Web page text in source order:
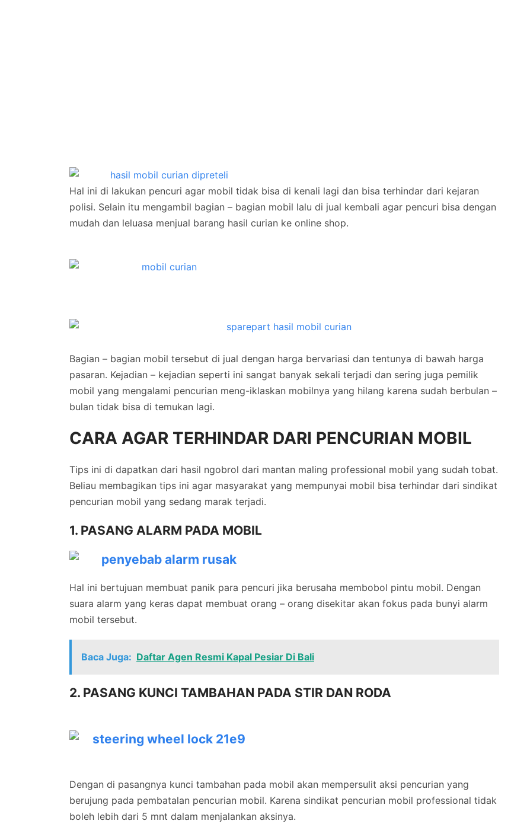
Hal ini di lakukan pencuri agar mobil tidak bisa di kenali lagi dan bisa terhindar dari kejaran
polisi. Selain itu mengambil bagian – bagian mobil lalu di jual kembali agar pencuri bisa dengan
mudah dan leluasa menjual barang hasil curian ke online shop.
Bagian – bagian mobil tersebut di jual dengan harga bervariasi dan tentunya di bawah harga
pasaran. Kejadian – kejadian seperti ini sangat banyak sekali terjadi dan sering juga pemilik
mobil yang mengalami pencurian meng-iklaskan mobilnya yang hilang karena sudah berbulan –
bulan tidak bisa di temukan lagi.
CARA AGAR TERHINDAR DARI PENCURIAN MOBIL
Tips ini di dapatkan dari hasil ngobrol dari mantan maling professional mobil yang sudah tobat.
Beliau membagikan tips ini agar masyarakat yang mempunyai mobil bisa terhindar dari sindikat
pencurian mobil yang sedang marak terjadi.
1. PASANG ALARM PADA MOBIL
Hal ini bertujuan membuat panik para pencuri jika berusaha membobol pintu mobil. Dengan
suara alarm yang keras dapat membuat orang – orang disekitar akan fokus pada bunyi alarm
mobil tersebut.
Baca Juga: Daftar Agen Resmi Kapal Pesiar Di Bali
2. PASANG KUNCI TAMBAHAN PADA STIR DAN RODA
Dengan di pasangnya kunci tambahan pada mobil akan mempersulit aksi pencurian yang
berujung pada pembatalan pencurian mobil. Karena sindikat pencurian mobil professional tidak
boleh lebih dari 5 mnt dalam menjalankan aksinya.